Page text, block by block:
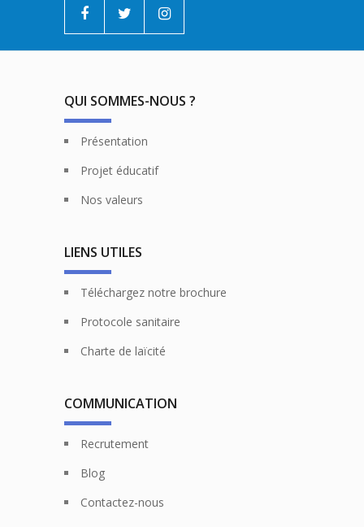
QUI SOMMES-NOUS ?
Présentation
Projet éducatif
Nos valeurs
LIENS UTILES
Téléchargez notre brochure
Protocole sanitaire
Charte de laïcité
COMMUNICATION
Recrutement
Blog
Contactez-nous